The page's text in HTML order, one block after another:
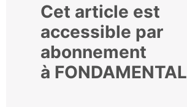
Cet article est
accessible par
abonnement
à FONDAMENTAL